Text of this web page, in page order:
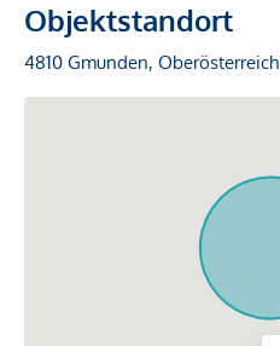
Objektstandort
4810 Gmunden, Oberösterreich